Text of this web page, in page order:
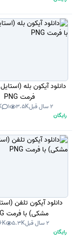
دانلود آیکون بله
فرمت PNG
2 سال قبل 3.5K
1
رایگان
دانلود آیکون تلفن
مشکی) با فرمت PNG
2 سال قبل 5.3K
رایگان